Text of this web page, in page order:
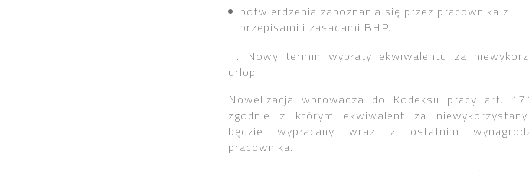
potwierdzenia zapoznania się przez pracownika z
przepisami i zasadami BHP.
II. Nowy termin wypłaty ekwiwalentu za
urlop
Nowelizacja wprowadza do Kodeksu pracy art.
zgodnie z którym ekwiwalent za
będzie wypłacany wraz z ostatnim
pracownika.